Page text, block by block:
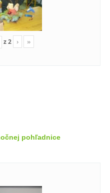
z2 › »
pohľadnice